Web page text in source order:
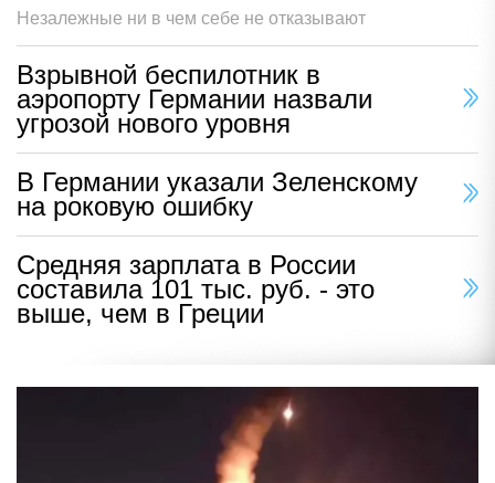
Незалежные ни в чем себе не отказывают
Взрывной беспилотник в
аэропорту Германии назвали
угрозой нового уровня
В Германии указали Зеленскому
на роковую ошибку
Средняя зарплата в России
составила 101 тыс. руб. - это
выше, чем в Греции